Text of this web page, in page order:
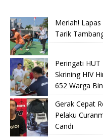
Meriah!
Tarik
Peringati
Skrining HIV
652 Warga
Gerak Cepat
Pelaku
Candi